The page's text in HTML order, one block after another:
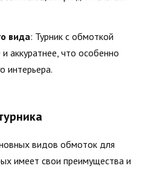
вида: Турник с обмоткой
аккуратнее, что особенно
интерьера.
видов обмоток для
имеет свои преимущества и